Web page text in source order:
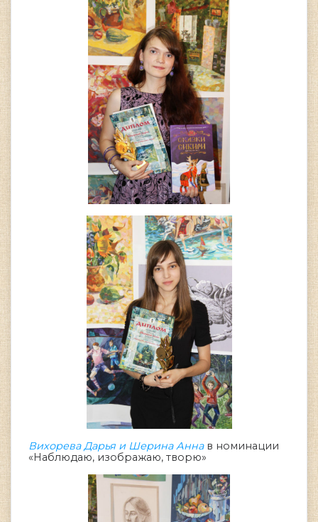
Вихорева Дарья и Шерина Аннав номинации
«Наблюдаю, изображаю, творю»